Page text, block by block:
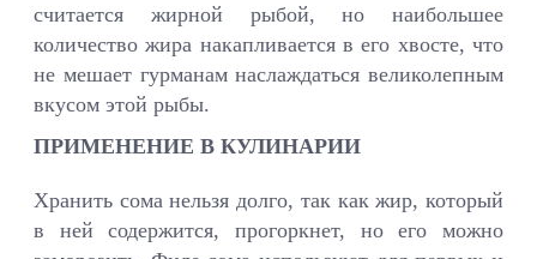
считается жирной рыбой, но наибольшее
количество жира накапливается в его хвосте, что
не мешает гурманам наслаждаться великолепным
вкусом этой рыбы.
ПРИМЕНЕНИЕ В КУЛИНАРИИ
Хранить сома нельзя долго, так как жир, который
в ней содержится, прогоркнет, но его можно